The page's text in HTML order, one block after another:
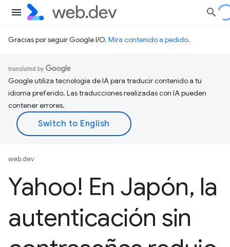
Gracias por seguir Google I/O. Mira contenido a pedido.
Google utiliza tecnología de IA para traducir contenido a tu
idioma preferido. Las traducciones realizadas con IA pueden
contener errores.
web.dev
Yahoo! En Japón, la
autenticación sin